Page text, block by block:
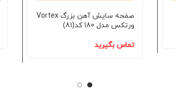
صفحه سایش آهن بزرگ Vortex
ورتکس مدل 180 کد(81)
تماس بگیرید